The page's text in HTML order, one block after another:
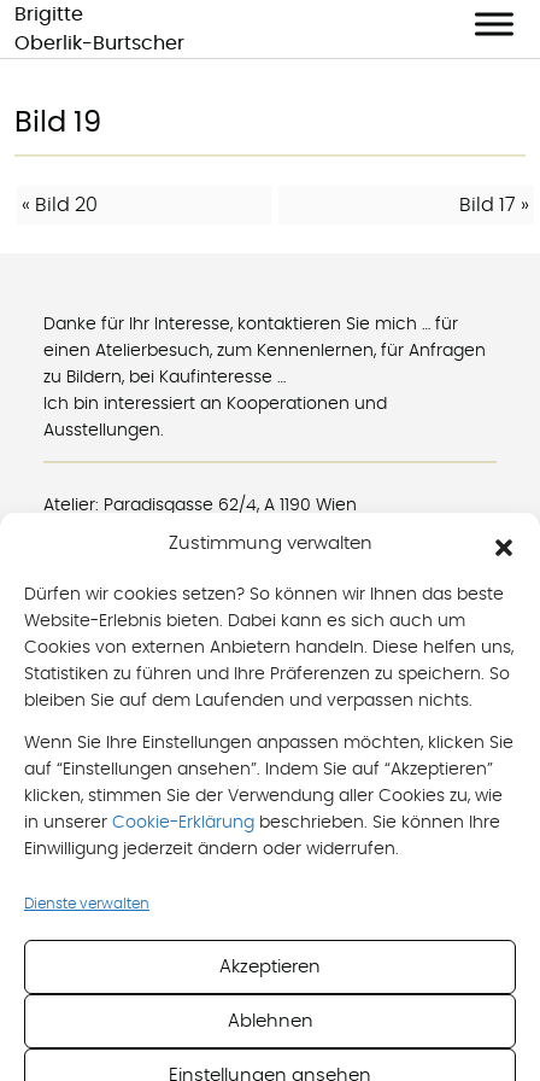
Zustimmung verwalten
Dürfen wir cookies setzen? So können wir Ihnen das beste
Website-Erlebnis bieten. Dabei kann es sich auch um
Cookies von externen Anbietern handeln. Diese helfen uns,
Statistiken zu führen und Ihre Präferenzen zu speichern. So
bleiben Sie auf dem Laufenden und verpassen nichts.
Wenn Sie Ihre Einstellungen anpassen möchten, klicken Sie
auf “Einstellungen ansehen”. Indem Sie auf “Akzeptieren”
klicken, stimmen Sie der Verwendung aller Cookies zu, wie
in unserer Cookie-Erklärung beschrieben. Sie können Ihre
Einwilligung jederzeit ändern oder widerrufen.
Dienste verwalten
Akzeptieren
Ablehnen
Einstellungen ansehen
Skip
content
Brigitte
Oberlik-Burtscher
Bild 19
BEITRAGS-
« Bild 20 Bild 17 »
Danke für Ihr Interesse, kontaktieren Sie mich … für
einen Atelierbesuch, zum Kennenlernen, für Anfragen
zu Bildern, bei Kaufinteresse …
Ich bin interessiert an Kooperationen und
Ausstellungen.
Atelier: Paradisgasse 62/4, A 1190 Wien
mobil: +43 676 490 8866
mail: brigitte[at]oberlik-burtscher.at
Ich akzeptiere die